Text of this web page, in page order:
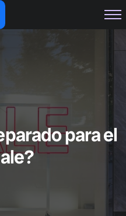
para el